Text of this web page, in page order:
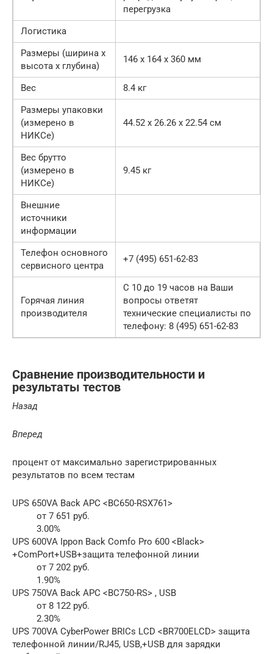
перегрузка
Логистика
Размеры (ширина x
высота x глубина)
146 x 164 x 360 мм
Вес
8.4 кг
Размеры упаковки
(измерено в
НИКСе)
44.52 x 26.26 x 22.54 см
Вес брутто
(измерено в
НИКСе)
9.45 кг
Внешние
источники
информации
Телефон основного
сервисного центра
+7 (495) 651-62-83
Горячая линия
производителя
С 10 до 19 часов на Ваши
вопросы ответят
технические специалисты по
телефону: 8 (495) 651-62-83
Сравнение производительности и
результаты тестов
Назад
Вперед
процент от максимально зарегистрированных
результатов по всем тестам
UPS 650VA Back APC <BC650-RSX761>
от 7 651 руб.
3.00%
UPS 600VA Ippon Back Comfo Pro 600 <Black>
+ComPort+USB+защита телефонной линии
от 7 202 руб.
1.90%
UPS 750VA Back APC <BC750-RS> , USB
от 8 122 руб.
2.30%
UPS 700VA CyberPower BRICs LCD <BR700ELCD> защита
телефонной линии/RJ45, USB,+USB для зарядки